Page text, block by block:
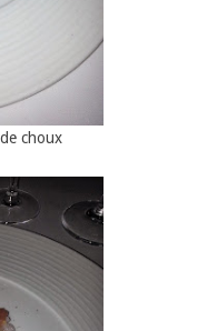
choux